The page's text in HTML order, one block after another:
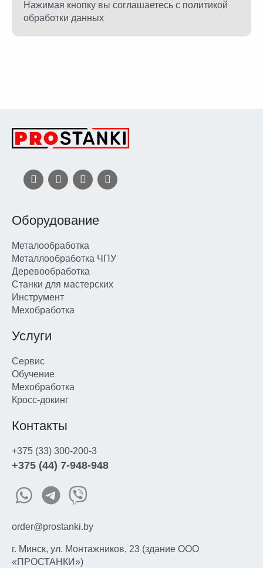
Нажимая кнопку вы соглашаетесь с политикой
обработки данных
Оборудование
Металообработка
Металлообработка ЧПУ
Деревообработка
Станки для мастерских
Инструмент
Мехобработка
Услуги
Сервис
Обучение
Мехобработка
Кросс-докинг
Контакты
+375 (33) 300-200-3
+375 (44) 7-948-948
order@prostanki.by
г. Минск, ул. Монтажников, 23 (здание ООО
«ПРОСТАНКИ»)